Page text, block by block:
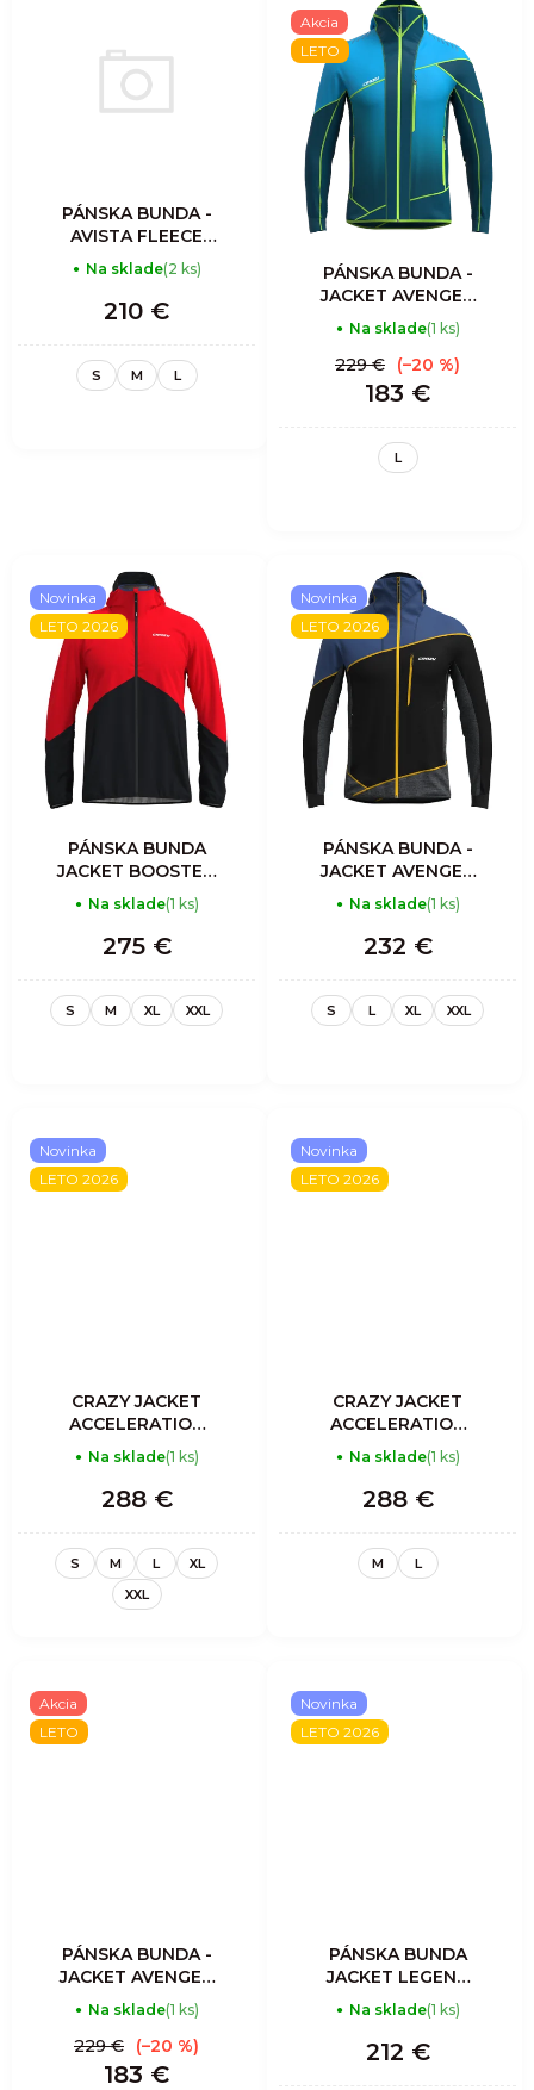
PÁNSKA BUNDA -
AVISTA FLEECE
JACKET MAN -
GRAY
Na sklade(2 ks)
210 €
S M L
Akcia
LETO
PÁNSKA BUNDA -
JACKET AVENGER
LIGHT MAN -
ZENITH
Na sklade(1 ks)
183 €
229 € (–20 %)
L
Novinka
LETO 2026
PÁNSKA BUNDA
JACKET BOOSTED
PROOF MAN -
SLATE
Na sklade(1 ks)
275 €
S M XL XXL
Novinka
LETO 2026
PÁNSKA BUNDA -
JACKET AVENGER
LIGHT MAN -
SULPHUR
Na sklade(1 ks)
232 €
S L XL XXL
Novinka
LETO 2026
CRAZY JACKET
ACCELERATION
LIGHT MAN
SULPHUR
Na sklade(1 ks)
288 €
S M L
XL
XXL
Novinka
LETO 2026
CRAZY JACKET
ACCELERATION
LIGHT MAN SLATE
Na sklade(1 ks)
288 €
M L
Akcia
LETO
PÁNSKA BUNDA -
JACKET AVENGER
LIGHT MAN -
RESINA
Na sklade(1 ks)
183 €
229 € (–20 %)
Novinka
LETO 2026
PÁNSKA BUNDA
JACKET LEGEND
SHELL -
MOUNTAIN
Na sklade(1 ks)
212 €